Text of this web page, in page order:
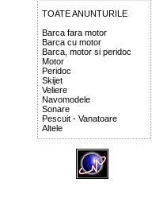
TOATE ANUNTURILE
Barca fara motor
Barca cu motor
Barca, motor si peridoc
Motor
Peridoc
Skijet
Veliere
Navomodele
Sonare
Pescuit - Vanatoare
Altele